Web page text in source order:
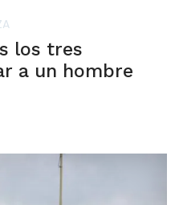
los tres
a un hombre